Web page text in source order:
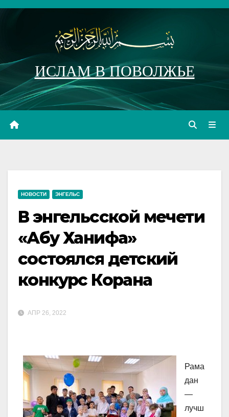
Перейти
ИСЛАМ В ПОВОЛЖЬЕ
НОВОСТИ ЭНГЕЛЬС
В энгельсской мечети
«Абу Ханифа»
состоялся детский
конкурс Корана
АПР 26, 2022
Рама
дан
—
лучш